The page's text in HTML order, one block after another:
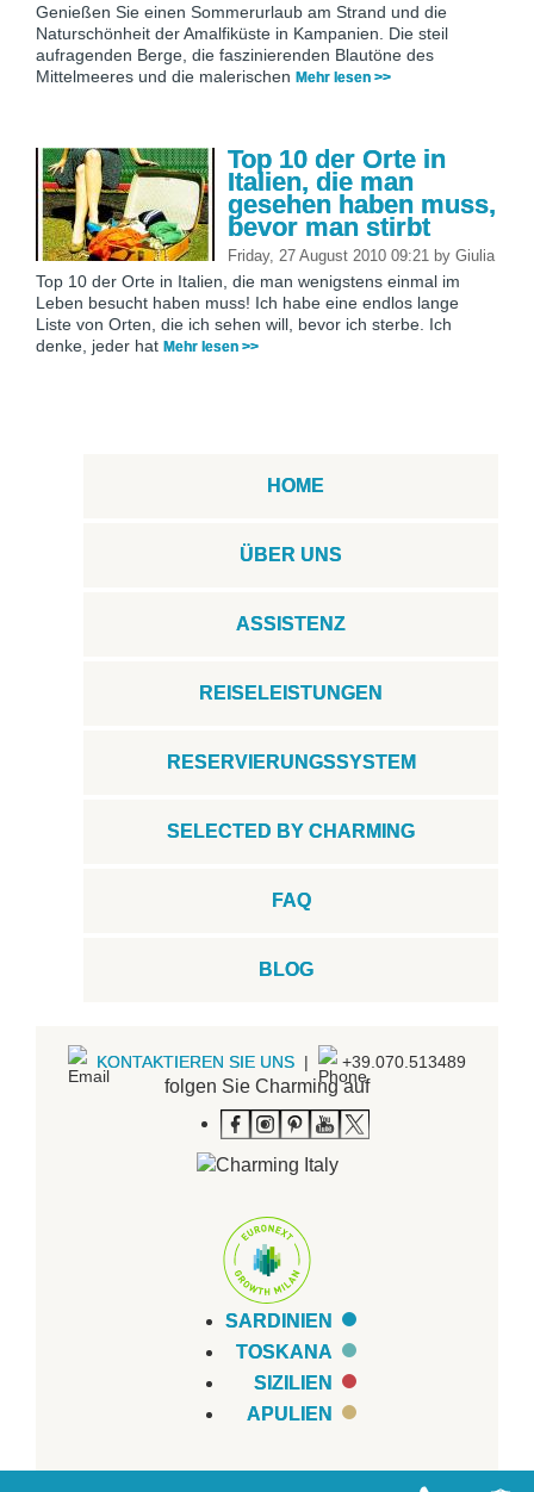
Genießen Sie einen Sommerurlaub am Strand und die
Naturschönheit der Amalfiküste in Kampanien. Die steil
aufragenden Berge, die faszinierenden Blautöne des
Mittelmeeres und die malerischen Mehr lesen >>
Top 10 der Orte in
Italien, die man
gesehen haben muss,
bevor man stirbt
Friday, 27 August 2010 09:21 by Giulia
Top 10 der Orte in Italien, die man wenigstens einmal im
Leben besucht haben muss! Ich habe eine endlos lange
Liste von Orten, die ich sehen will, bevor ich sterbe. Ich
denke, jeder hat Mehr lesen >>
HOME
ÜBER UNS
ASSISTENZ
REISELEISTUNGEN
RESERVIERUNGSSYSTEM
SELECTED BY CHARMING
FAQ
BLOG
KONTAKTIEREN SIE UNS | +39.070.513489
folgen Sie Charming auf
SARDINIEN
TOSKANA
SIZILIEN
APULIEN